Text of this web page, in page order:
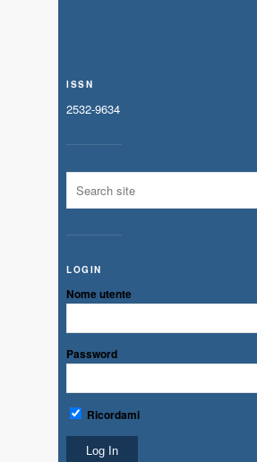
ISSN
2532-9634
LOGIN
Nome utente
Password
Ricordami